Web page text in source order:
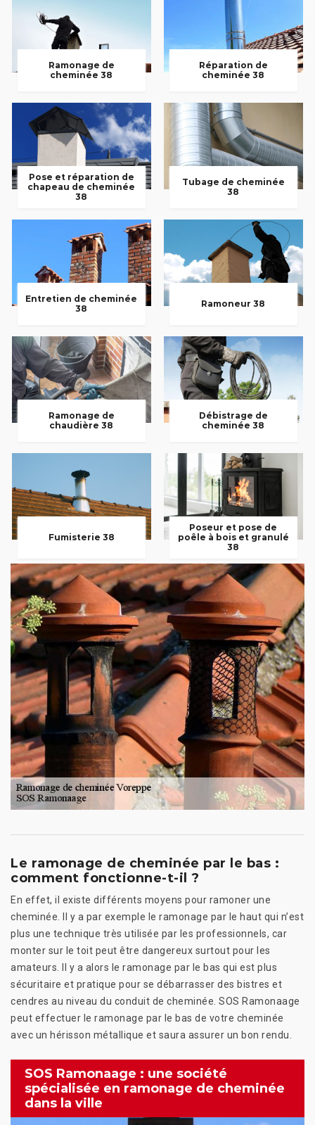
Ramonage de
cheminée 38
Réparation de
cheminée 38
Pose et réparation de
chapeau de cheminée
38
Tubage de cheminée
38
Entretien de cheminée
38
Ramoneur 38
Ramonage de
chaudière 38
Débistrage de
cheminée 38
Fumisterie 38
Poseur et pose de
poêle à bois et granulé
38
Le ramonage de cheminée par le bas :
comment fonctionne-t-il ?
En effet, il existe différents moyens pour ramoner une
cheminée. Il y a par exemple le ramonage par le haut qui n’est
plus une technique très utilisée par les professionnels, car
monter sur le toit peut être dangereux surtout pour les
amateurs. Il y a alors le ramonage par le bas qui est plus
sécuritaire et pratique pour se débarrasser des bistres et
cendres au niveau du conduit de cheminée. SOS Ramonaage
peut effectuer le ramonage par le bas de votre cheminée
avec un hérisson métallique et saura assurer un bon rendu.
SOS Ramonaage : une société
spécialisée en ramonage de cheminée
dans la ville